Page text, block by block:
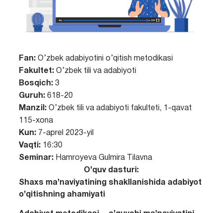
Fan: O’zbek adabiyotini o’qitish metodikasi
Fakultet:O’zbek tili va adabiyoti
Bosqich:3
Guruh:618-20
Manzil:O’zbek tili va adabiyoti fakulteti, 1-qavat
115-xona
Kun: 7-aprel 2023-yil
Vaqti:16:30
Seminar:Hamroyeva Gulmira Tilavna
O’quv dasturi:
Shaxs ma’naviyatining shakllanishida adabiyot
o’qitishning ahamiyati